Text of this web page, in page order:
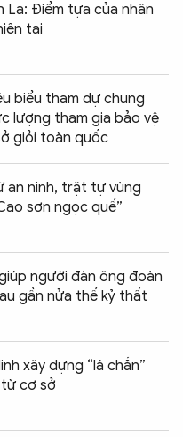
La: Điểm tựa của nhân
tai
biểu tham dự chung
lượng tham gia bảo vệ
giỏi toàn quốc
an ninh, trật tự vùng
sơn ngọc quế”
người đàn ông đoàn
gần nửa thế kỷ thất
xây dựng “lá chắn”
cơ sở